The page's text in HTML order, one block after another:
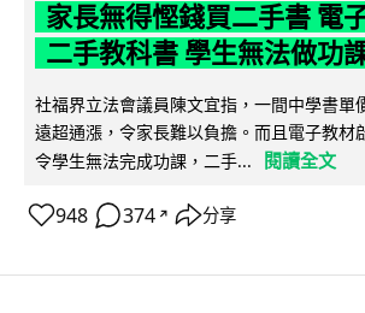
家長無得慳錢買二手書 電
二手教科書 學生無法做功
社福界立法會議員陳文宜指，一間中學書單
遠超通漲，令家長難以負擔。而且電子教材
令學生無法完成功課，二手...
閱讀全文
948 374 ↗ 分享